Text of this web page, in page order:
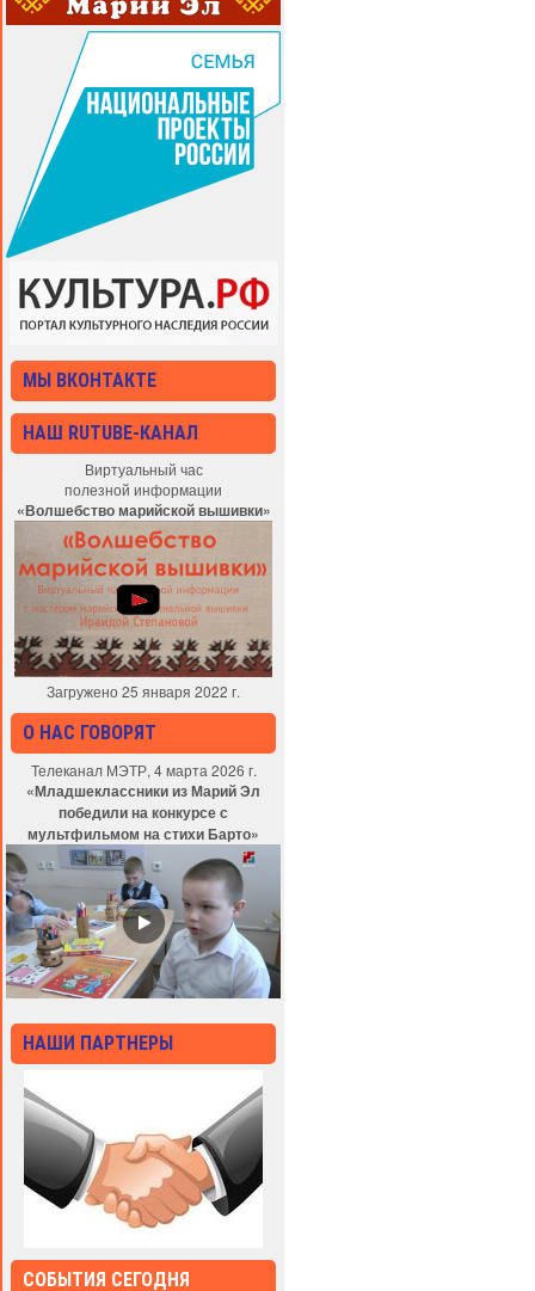
МЫ ВКОНТАКТЕ
НАШ RUTUBE-КАНАЛ
Виртуальный час
полезной информации
«Волшебство марийской вышивки»
Загружено 25 января 2022 г.
О НАС ГОВОРЯТ
Телеканал МЭТР, 4 марта 2026 г.
«Младшеклассники из Марий Эл
победили на конкурсе с
мультфильмом на стихи Барто»
НАШИ ПАРТНЕРЫ
СОБЫТИЯ СЕГОДНЯ